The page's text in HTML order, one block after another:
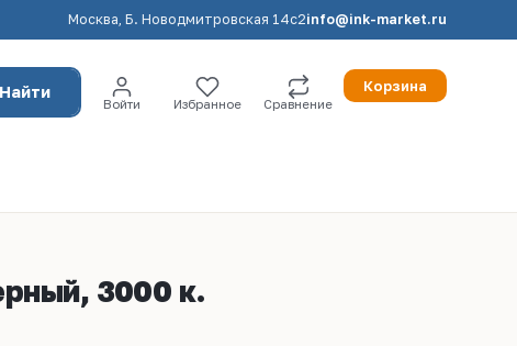
Москва, Б. Новодмитровская 14с2info@ink-market.ru
Найти
Войти Избранное Сравнение
Корзина
3000 к.